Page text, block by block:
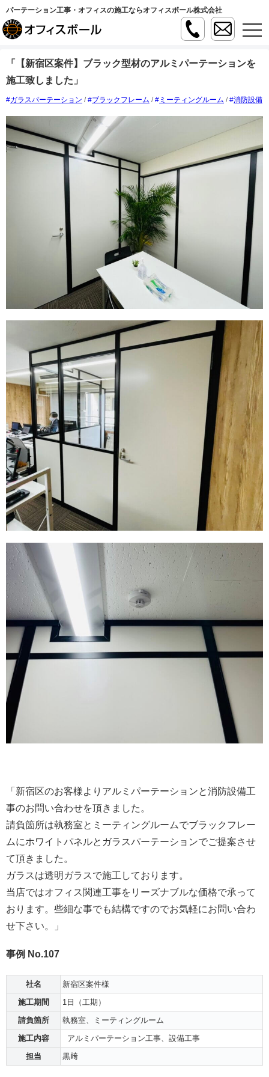
パーテーション工事・オフィスの施工ならオフィスボール株式会社
t
o
l
v
g
i
o
「【新宿区案件】ブラック型材のアルミパーテーションを
施工致しました」
ガラスパーテーション / ブラックフレーム / ミーティングルーム / 消防設備
「新宿区のお客様よりアルミパーテーションと消防設備工
事のお問い合わせを頂きました。
請負箇所は執務室とミーティングルームでブラックフレー
ムにホワイトパネルとガラスパーテーションでご提案させ
て頂きました。
ガラスは透明ガラスで施工しております。
当店ではオフィス関連工事をリーズナブルな価格で承って
おります。些細な事でも結構ですのでお気軽にお問い合わ
せ下さい。」
事例 No.107
社名
新宿区案件様
施工期間
1日（工期）
請負箇所
執務室、ミーティングルーム
施工内容
アルミパーテーション工事、設備工事
担当
黒﨑